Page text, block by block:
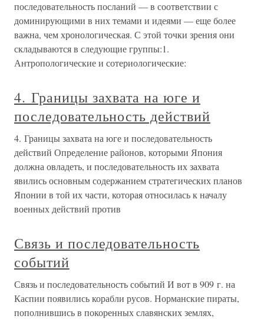
последовательность посланий — в соответствии с
доминирующими в них темами и идеями — еще более
важна, чем хронологическая. С этой точки зрения они
складываются в следующие группы:1.
Антропологические и сотериологические:
4. Границы захвата на юге и
последовательность действий
4. Границы захвата на юге и последовательность
действий Определение районов, которыми Япония
должна овладеть, и последовательность их захвата
явились основным содержанием стратегических планов
Японии в той их части, которая относилась к началу
военных действий против
Связь и последовательность
событий
Связь и последовательность событий И вот в 909 г. на
Каспии появились корабли русов. Норманские пираты,
пополнившись в покоренных славянских землях,